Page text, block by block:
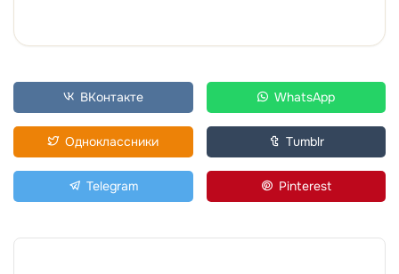
ВКонтакте WhatsApp
Одноклассники Tumblr
Telegram Pinterest